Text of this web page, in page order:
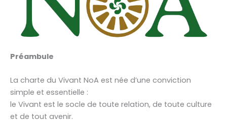
Préambule
La charte du Vivant NoA est née d’une conviction
simple et essentielle :
le Vivant est le socle de toute relation, de toute culture
et de tout avenir.